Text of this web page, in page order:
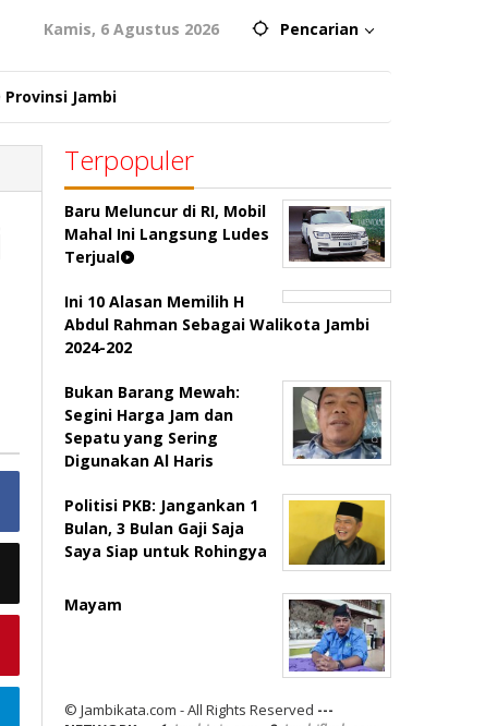
Kamis, 6 Agustus 2026 Pencarian
Provinsi Jambi
Terpopuler
Baru Meluncur di RI, Mobil
Mahal Ini Langsung Ludes
Terjual
Ini 10 Alasan Memilih H
Abdul Rahman Sebagai Walikota Jambi
2024-202
Bukan Barang Mewah:
Segini Harga Jam dan
Sepatu yang Sering
Digunakan Al Haris
Politisi PKB: Jangankan 1
Bulan, 3 Bulan Gaji Saja
Saya Siap untuk Rohingya
Mayam
© Jambikata.com - All Rights Reserved ---